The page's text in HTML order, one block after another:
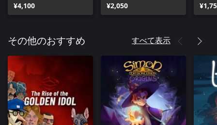
Sokoban games
¥4,100
games
¥2,050
the
その他のおすすめ すべて表示